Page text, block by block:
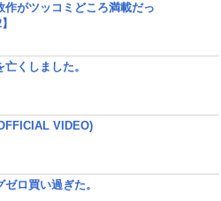
作がツッコミどころ満載だっ
亡くしました。
VIDEO)
ロ買い過ぎた。